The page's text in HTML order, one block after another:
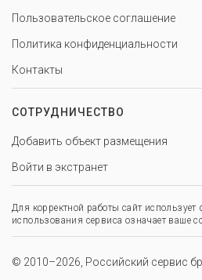
Пользовательское соглашение
Политика конфиденциальности
Контакты
СОТРУДНИЧЕСТВО
Добавить объект размещения
Войти в экстранет
Для корректной работы сайт
использования сервиса означает ваше
© 2010–2026, Российский сервис